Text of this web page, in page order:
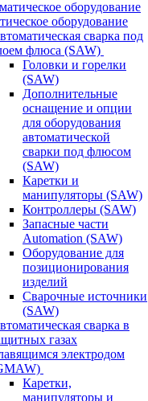
оборудование
сварка под
флюса (SAW)
Головки и горелки
(SAW)
Дополнительные
оснащение и опции
для оборудования
автоматической
сварки под флюсом
(SAW)
Каретки и
манипуляторы (SAW)
Контроллеры (SAW)
Запасные части
Automation (SAW)
Оборудование для
позиционирования
изделий
Сварочные источники
(SAW)
сварка в
газах
электродом
Каретки,
манипуляторы и